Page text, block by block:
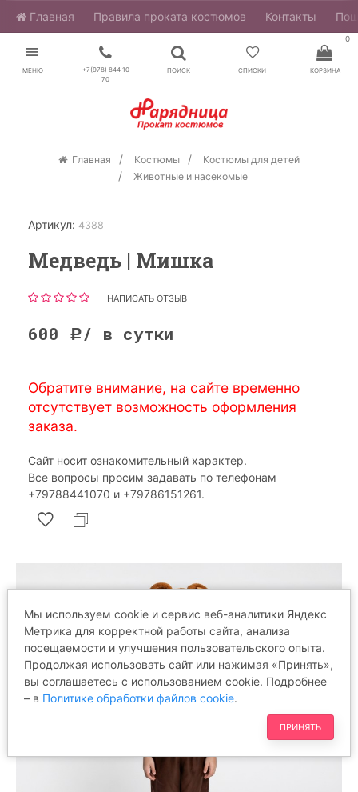
Главная ​Правила проката костюмов Контакты
МЕНЮ
+7(978) 844 10
70
ПОИСК СПИСКИ
0
КОРЗИНА
Главная Костюмы
Костюмы для детей
Животные и насекомые
Артикул: 4388
Медведь | Мишка
НАПИСАТЬ ОТЗЫВ
600 Р / в сутки
Обратите внимание, на сайте временно
отсутствует возможность оформления
заказа.
Сайт носит ознакомительный характер.
Все вопросы просим задавать по телефонам
‎+79788441070 и ‎+79786151261.
Мы используем cookie и сервис веб-аналитики Яндекс
Метрика для корректной работы сайта, анализа
посещаемости и улучшения пользовательского опыта.
Продолжая использовать сайт или нажимая «Принять»,
вы соглашаетесь с использованием cookie. Подробнее
– в Политике обработки файлов cookie.
ПРИНЯТЬ